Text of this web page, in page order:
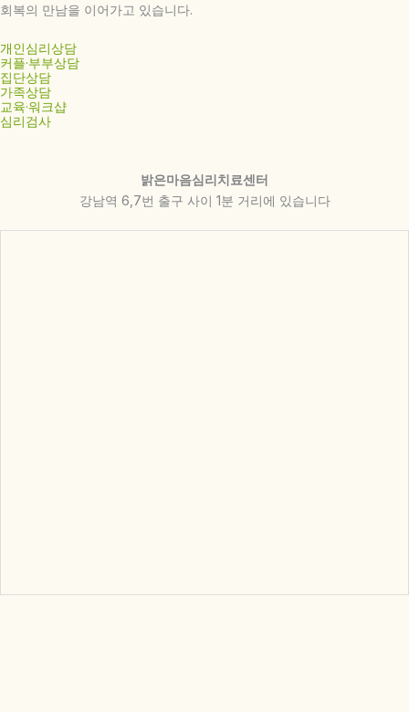
회복의 만남을 이어가고 있습니다.
개인심리상담
커플·부부상담
집단상담
가족상담
교육·워크샵
심리검사
밝은마음심리치료센터
강남역 6,7번 출구 사이 1분 거리에 있습니다